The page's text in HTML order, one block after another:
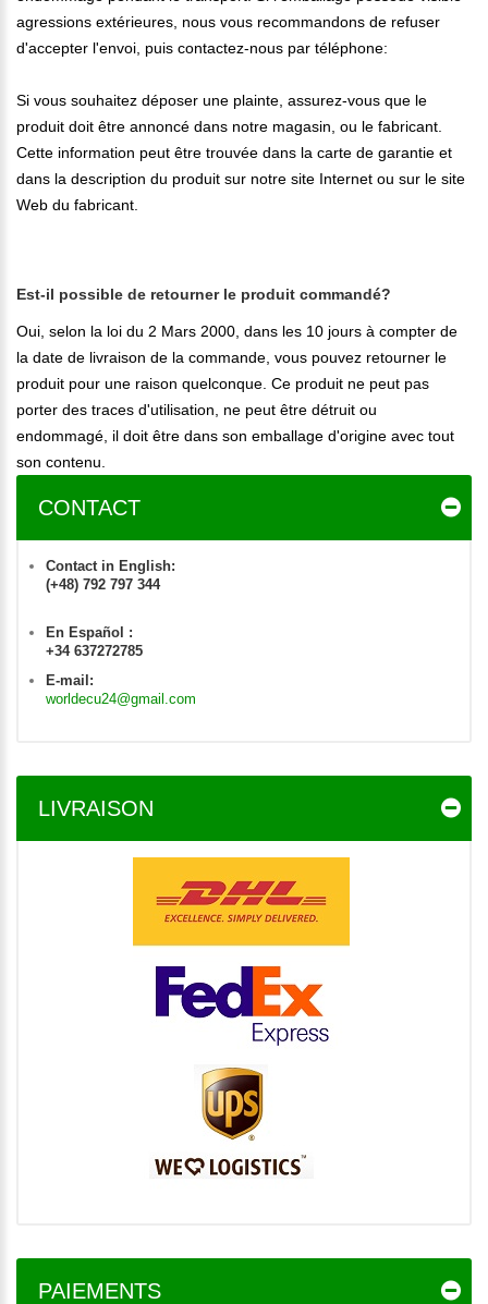
agressions extérieures, nous vous recommandons de refuser
d'accepter l'envoi, puis contactez-nous par téléphone:
Si vous souhaitez déposer une plainte, assurez-vous que le
produit doit être annoncé dans notre magasin, ou le fabricant.
Cette information peut être trouvée dans la carte de garantie et
dans la description du produit sur notre site Internet ou sur le site
Web du fabricant.
Est-il possible de retourner le produit commandé?
Oui, selon la loi du 2 Mars 2000, dans les 10 jours à compter de
la date de livraison de la commande, vous pouvez retourner le
produit pour une raison quelconque. Ce produit ne peut pas
porter des traces d'utilisation, ne peut être détruit ou
endommagé, il doit être dans son emballage d'origine avec tout
son contenu.
CONTACT
Contact in English:
(+48) 792 797 344
En Español :
+34 637272785
E-mail:
worldecu24@gmail.com
LIVRAISON
PAIEMENTS